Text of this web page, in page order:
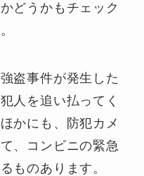
どうかもチェック
盗事件が発生した
人を追い払ってく
かにも、防犯カメ
、コンビニの緊急
ものあります。